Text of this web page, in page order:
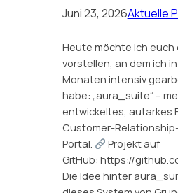
Juni 23, 2026Aktuelle
Heute möchte ich euch
vorstellen, an dem ich
Monaten intensiv
habe: „aura_suite“ –
entwickeltes, autarkes
Customer-
Portal.
Projekt auf
GitHub: https://
Die Idee hinter